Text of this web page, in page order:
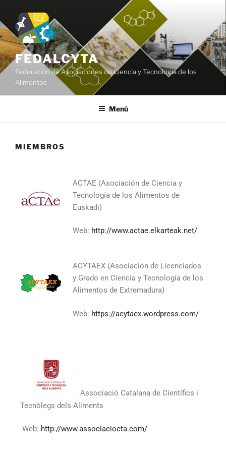
FEDALCYTA
Federación de Asociaciones de Ciencia y Tecnología de los
Alimentos
Menú
MIEMBROS
ACTAE (Asociación de Ciencia y
Tecnología de los Alimentos de
Euskadi)
Web: http://www.actae.elkarteak.net/
ACYTAEX (Asociación de Licenciados
y Grado en Ciencia y Tecnología de los
Alimentos de Extremadura)
Web: https://acytaex.wordpress.com/
Associació Catalana de Científics i
Tecnòlegs dels Aliments
Web: http://www.associaciocta.com/